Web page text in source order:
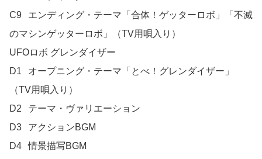
C9	エンディング・テーマ「合体！ゲッターロボ」「不滅
のマシンゲッターロボ」（TV用唄入り）
UFOロボ グレンダイザー
D1	オープニング・テーマ「とべ！グレンダイザー」
（TV用唄入り）
D2	テーマ・ヴァリエーション
D3	アクションBGM
D4	情景描写BGM